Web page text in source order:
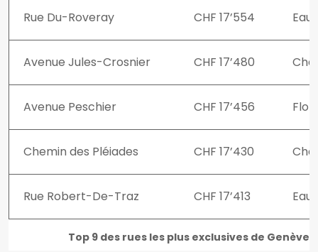
Top 9 des rues les plus exclusives de Genève
Rue Du-Roveray CHF 17’554
Avenue Jules-Crosnier CHF 17’480
Avenue Peschier CHF 17’456
Chemin des Pléiades CHF 17’430
Rue Robert-De-Traz CHF 17’413